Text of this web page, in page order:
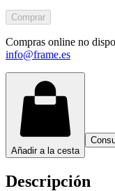
Comprar
Compras online no
info@frame.es
Añadir a la cesta
Descripción